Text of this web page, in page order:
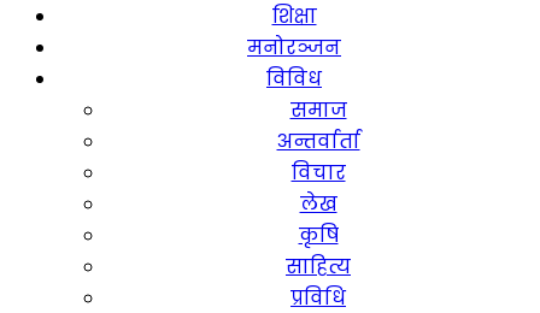
शिक्षा
मनोरञ्जन
विविध
समाज
अन्तर्वार्ता
विचार
लेख
कृषि
साहित्य
प्रविधि